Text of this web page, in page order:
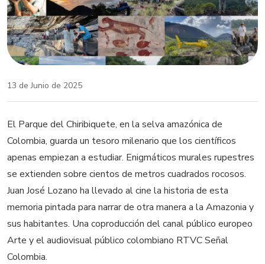
13 de Junio de 2025
El Parque del Chiribiquete, en la selva amazónica de
Colombia, guarda un tesoro milenario que los científicos
apenas empiezan a estudiar. Enigmáticos murales rupestres
se extienden sobre cientos de metros cuadrados rocosos.
Juan José Lozano ha llevado al cine la historia de esta
memoria pintada para narrar de otra manera a la Amazonia y
sus habitantes. Una coproducción del canal público europeo
Arte y el audiovisual público colombiano RTVC Señal
Colombia.